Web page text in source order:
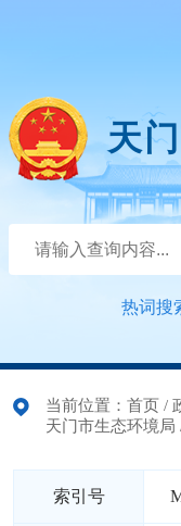
天
热词搜
当前位置： 首页 /
天门市生态环境局
索引号